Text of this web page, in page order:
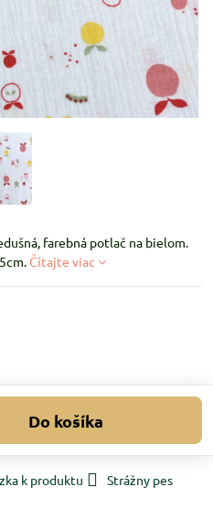
farebná potlač na bielom.
Čítajte viac
Do košíka
k produktu
Strážny pes